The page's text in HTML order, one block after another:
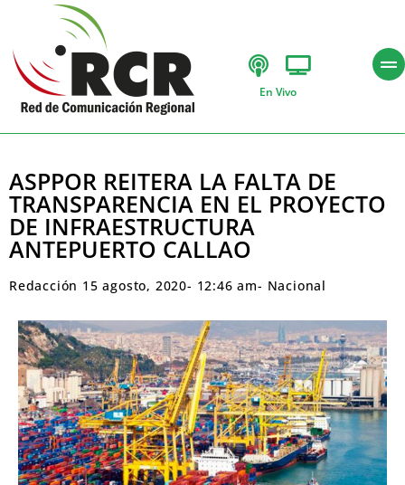
En Vivo
ASPPOR REITERA LA FALTA DE
TRANSPARENCIA EN EL PROYECTO
DE INFRAESTRUCTURA
ANTEPUERTO CALLAO
Redacción 15 agosto, 2020- 12:46 am- Nacional